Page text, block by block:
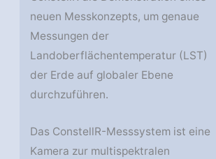
neuen Messkonzepts, um genaue
Messungen der
Landoberflächentemperatur (LST)
der Erde auf globaler Ebene
durchzuführen.
Das ConstellR-Messsystem ist eine
Kamera zur multispektralen